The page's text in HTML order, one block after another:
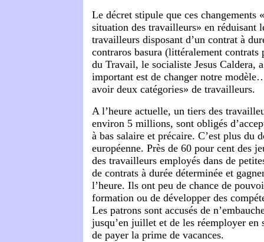
Le décret stipule que ces changements
situation des travailleurs» en réduisant
travailleurs disposant d’un contrat à
contraros basura (littéralement
du Travail, le socialiste Jesus Caldera,
important est de changer notre
avoir deux catégories» de travailleurs.
A l’heure actuelle, un tiers des
environ 5 millions, sont obligés
à bas salaire et précaire. C’est plus du
européenne. Près de 60 pour cent des
des travailleurs employés dans de
de contrats à durée déterminée et
l’heure. Ils ont peu de chance de
formation ou de développer des
Les patrons sont accusés de
jusqu’en juillet et de les réemployer en
de payer la prime de vacances.